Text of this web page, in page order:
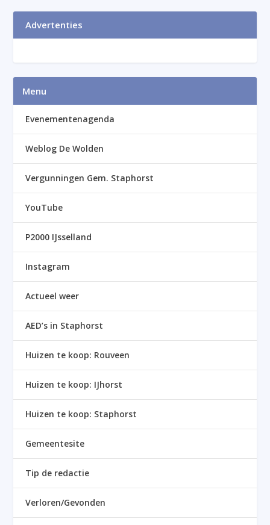
Advertenties
Menu
Evenementenagenda
Weblog De Wolden
Vergunningen Gem. Staphorst
YouTube
P2000 IJsselland
Instagram
Actueel weer
AED’s in Staphorst
Huizen te koop: Rouveen
Huizen te koop: IJhorst
Huizen te koop: Staphorst
Gemeentesite
Tip de redactie
Verloren/Gevonden